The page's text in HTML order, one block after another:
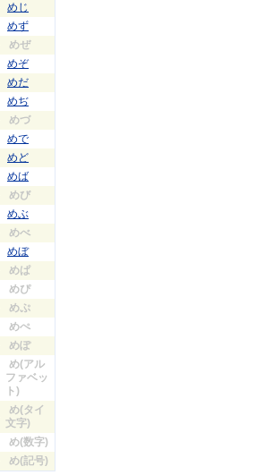
めじ
めず
めぜ
めぞ
めだ
めぢ
めづ
めで
めど
めば
めび
めぶ
めべ
めぼ
めぱ
めぴ
めぷ
めぺ
めぽ
め(アル
ファベッ
ト)
め(タイ
文字)
め(数字)
め(記号)